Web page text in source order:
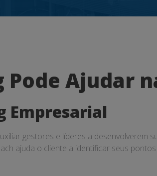
Pode Ajudar
Empresarial
gestores e líderes a
ajuda o cliente a identificar seus